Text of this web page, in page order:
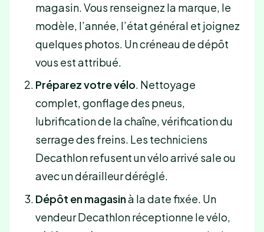
magasin. Vous renseignez la marque, le
modèle, l’année, l’état général et joignez
quelques photos. Un créneau de dépôt
vous est attribué.
Préparez votre vélo. Nettoyage
complet, gonflage des pneus,
lubrification de la chaîne, vérification du
serrage des freins. Les techniciens
Decathlon refusent un vélo arrivé sale ou
avec un dérailleur déréglé.
Dépôt en magasinà la date fixée. Un
vendeur Decathlon réceptionne le vélo,